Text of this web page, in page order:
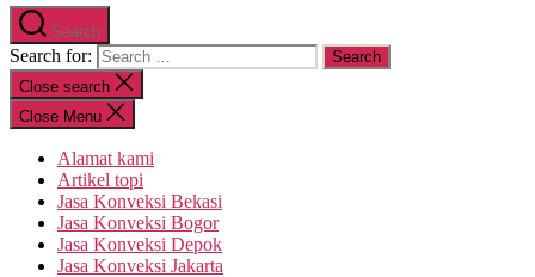
Search
Search for:
Close search
Close Menu
Alamat kami
Artikel topi
Jasa Konveksi Bekasi
Jasa Konveksi Bogor
Jasa Konveksi Depok
Jasa Konveksi Jakarta